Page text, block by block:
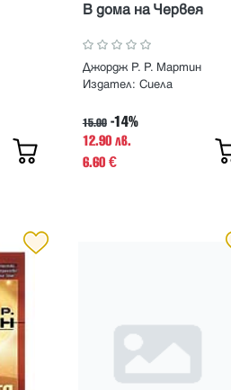
В дома на Червея
Джордж Р. Р. Мартин
Издател: Сиела
15.00 -14%
12.90 лв.
6.60 €